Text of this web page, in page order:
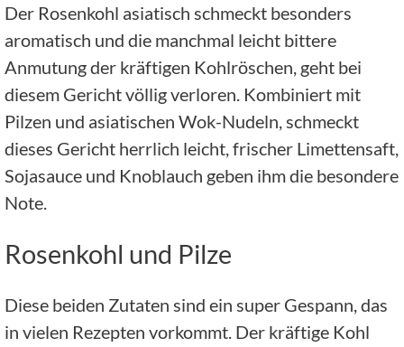
Der Rosenkohl asiatisch schmeckt besonders
aromatisch und die manchmal leicht bittere
Anmutung der kräftigen Kohlröschen, geht bei
diesem Gericht völlig verloren. Kombiniert mit
Pilzen und asiatischen Wok-Nudeln, schmeckt
dieses Gericht herrlich leicht, frischer Limettensaft,
Sojasauce und Knoblauch geben ihm die besondere
Note.
Rosenkohl und Pilze
Diese beiden Zutaten sind ein super Gespann, das
in vielen Rezepten vorkommt. Der kräftige Kohl